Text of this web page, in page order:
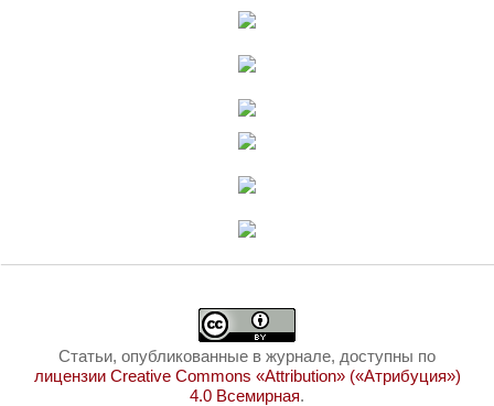
Статьи, опубликованные в журнале, доступны по
лицензии Creative Commons «Attribution» («Атрибуция»)
4.0 Всемирная.